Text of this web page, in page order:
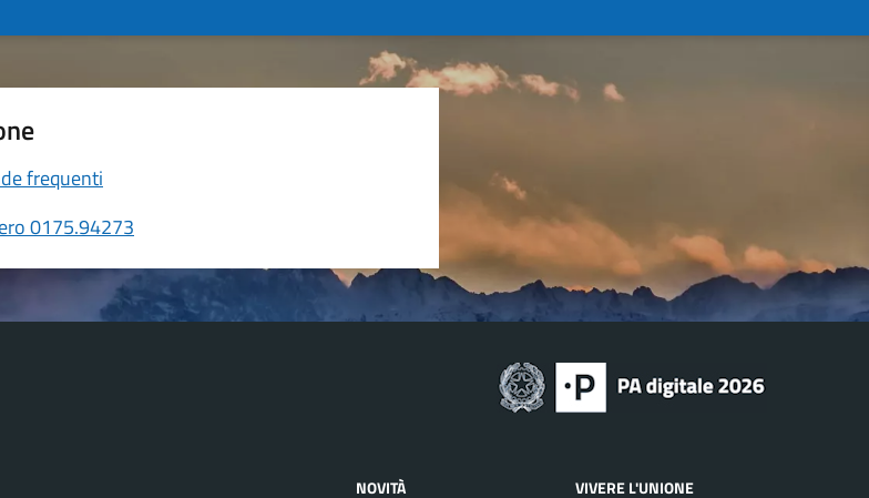
frequenti
0175.94273
NOVITÀ VIVERE L'UNIONE